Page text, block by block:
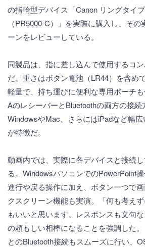
の指輪型デバイス「Canon リングタイ
（PR5000-C）」を実際に購入し、そ
ーンをレビューしている。
同製品は、指に差し込んで使用するコ
だ。重さはボタン電池（LR44）を含め
軽量で、持ち運びに便利な専用ポーチ
AのレシーバーとBluetoothの両方の接続
WindowsやMac、さらにはiPadなど幅
が特徴だ。
動画内では、実際に各デバイスと接続
る。WindowsパソコンでのPowerPoint
進行や戻る操作に加え、ボタン一つで
クスクリーン機能も実演。「何も考え
もいいと思います。レスポンスも文句
の頼もしい相棒になることを強調した
とのBluetooth接続もスムーズに行い、